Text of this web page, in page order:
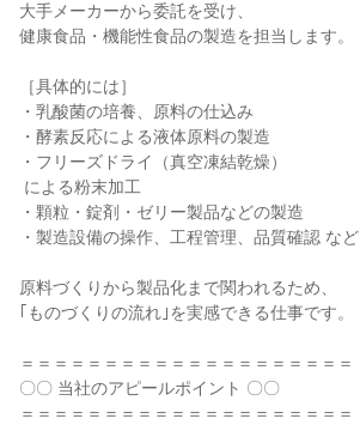
大手メーカーから委託を受け、
健康食品・機能性食品の製造を担当します。
［具体的には］
・乳酸菌の培養、原料の仕込み
・酵素反応による液体原料の製造
・フリーズドライ（真空凍結乾燥）
・顆粒・錠剤・ゼリー製品などの製造
・製造設備の操作、工程管理、品質確認 など
原料づくりから製品化まで関われるため、
｢ものづくりの流れ｣を実感できる仕事です。
＝＝＝＝＝＝＝＝＝＝＝＝＝＝＝＝＝＝＝＝
〇〇 当社のアピールポイント 〇〇
＝＝＝＝＝＝＝＝＝＝＝＝＝＝＝＝＝＝＝＝